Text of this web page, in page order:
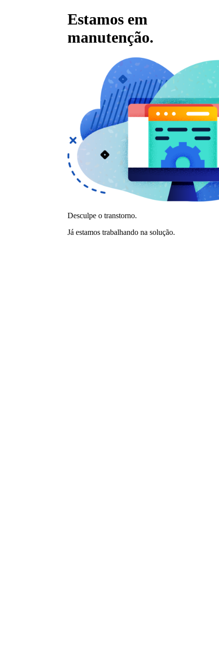
Estamos em
manutenção.
Desculpe o transtorno.
Já estamos trabalhando na solução.